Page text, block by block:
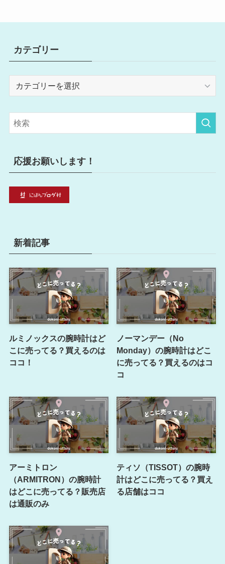
カテゴリー
リ
ー
応援お願いします！
新着記事
ルミノックスの腕時計はど
こに売ってる？買えるのは
ココ！
ノーマンデー（No
Monday）の腕時計はどこ
に売ってる？買えるのはコ
コ
アーミトロン
（ARMITRON）の腕時計
はどこに売ってる？販売店
は通販のみ
ティソ（TISSOT）の腕時
計はどこに売ってる？買え
る店舗はココ